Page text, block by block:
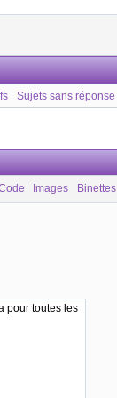
Sujets sans réponse
Images Binettes